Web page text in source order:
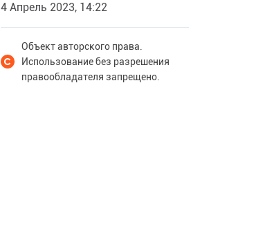
4 Апрель 2023, 14:22
Объект авторского права.
Использование без разрешения
правообладателя запрещено.